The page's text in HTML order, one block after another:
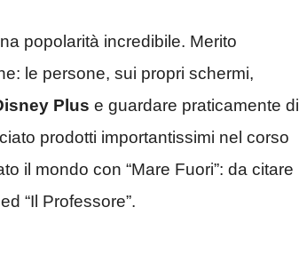
popolarità incredibile. Merito
le persone, sui propri schermi,
Plus e guardare praticamente di
prodotti importantissimi nel corso
il mondo con “Mare Fuori”: da citare
“Il Professore”.